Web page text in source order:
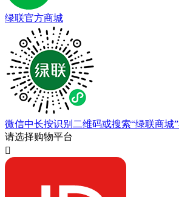
绿联官方商城
微信中长按识别二维码或搜索“绿联商城
请选择购物平台
